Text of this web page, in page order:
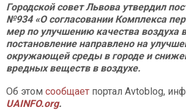
Городской совет Львова утвердил
№934 «О согласовании Комплекса
мер по улучшению качества воздуха
постановление направлено на
окружающей среды в городе и
вредных веществ в воздухе.
Об этом сообщает портал Avtoblog,
UAINFO.org.